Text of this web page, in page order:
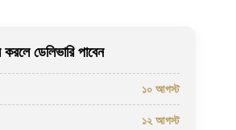
ডেলিভারি পাবেন
১০ আগস্ট
১২ আগস্ট